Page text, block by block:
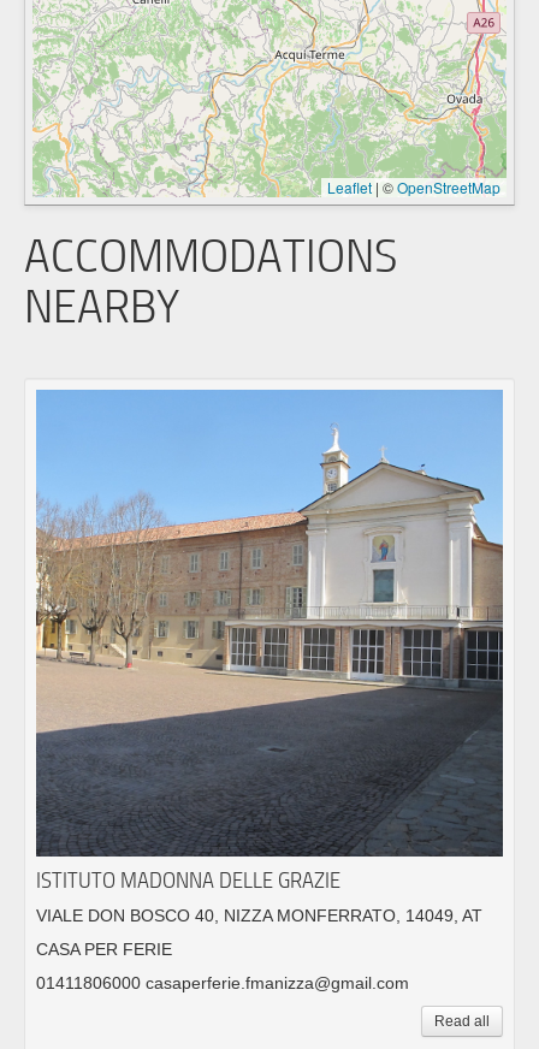
Leaflet | ©OpenStreetMap
ACCOMMODATIONS
NEARBY
ISTITUTO MADONNA DELLE GRAZIE
VIALE DON BOSCO 40, NIZZA MONFERRATO, 14049, AT
CASA PER FERIE
01411806000 casaperferie.fmanizza@gmail.com
Read all